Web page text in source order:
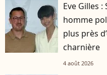
Eve Gilles
homme
plus près
charnière
4 août 2026